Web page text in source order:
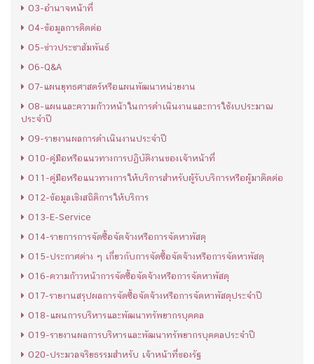
O3-อำนาจหน้าที่
O4-ข้อมูลการติดต่อ
O5-ข่าวประชาสัมพันธ์
O6-Q&A
O7-แผนยุทธศาสตร์หรือแผนพัฒนาหน่วยงาน
O8-แผนและความก้าวหน้าในการดำเนินงานและการใช้งบประมาณ
ประจำปี
O9-รายงานผลการดำเนินงานประจำปี
O10-คู่มือหรือแนวทางการปฏิบัติงานของเจ้าหน้าที่
O11-คู่มือหรือแนวทางการให้บริการสำหรับผู้รับบริการหรือผู้มาติดต่อ
O12-ข้อมูลเชิงสถิติการให้บริการ
O13-E-Service
O14-รายการการจัดซื้อจัดจ้างหรือการจัดหาพัสดุ
O15-ประกาศต่าง ๆ เกี่ยวกับการจัดซื้อจัดจ้างหรือการจัดหาพัสดุ
O16-ความก้าวหน้าการจัดซื้อจัดจ้างหรือการจัดหาพัสดุ
O17-รายงานสรุปผลการจัดซื้อจัดจ้างหรือการจัดหาพัสดุประจำปี
O18-แผนการบริหารและพัฒนาทรัพยากรบุคคล
O19-รายงานผลการบริหารและพัฒนาทรัพยากรบุคคลประจำปี
O20-ประมวลจริยธรรมสำหรับ เจ้าหน้าที่ของรัฐ